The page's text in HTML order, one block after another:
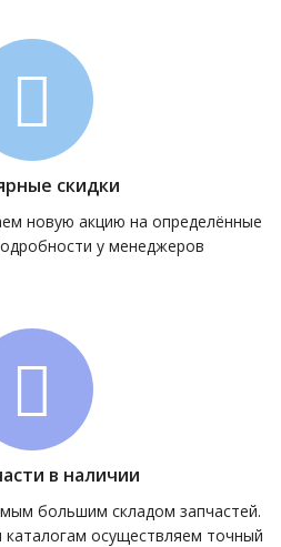
скидки
новую акцию на определённые
у менеджеров
в наличии
большим складом запчастей.
осуществляем точный